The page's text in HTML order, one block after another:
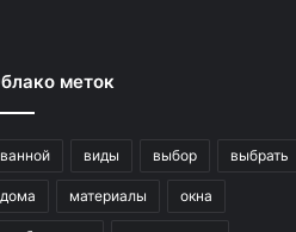
меток
ванной виды выбор выбрать
дома материалы окна